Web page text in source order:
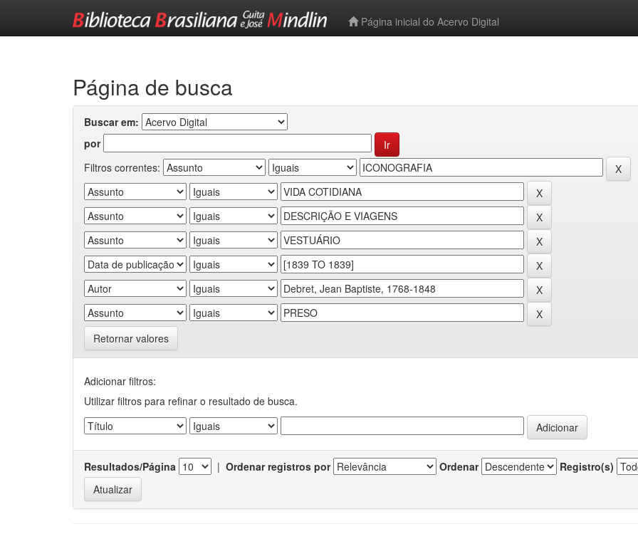
Página inicial do Acervo Digital
Página de busca
Buscar em:
por
Filtros correntes:
Retornar valores
Adicionar filtros:
Utilizar filtros para refinar o resultado de busca.
Resultados/Página | Ordenar registros por Ordenar Registro(s)